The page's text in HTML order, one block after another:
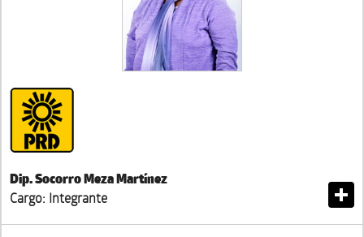
Dip. Socorro Meza Martínez
Cargo: Integrante